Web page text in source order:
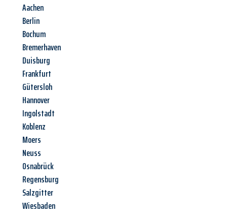
Aachen
Berlin
Bochum
Bremerhaven
Duisburg
Frankfurt
Gütersloh
Hannover
Ingolstadt
Koblenz
Moers
Neuss
Osnabrück
Regensburg
Salzgitter
Wiesbaden